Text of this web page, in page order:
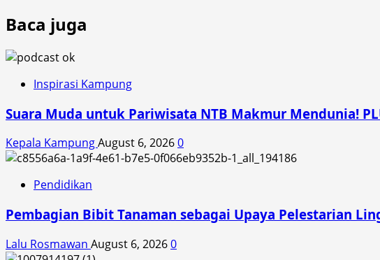
Baca juga
Inspirasi Kampung
Suara Muda untuk Pariwisata NTB Makmur Mendunia!
Kepala KampungAugust 6, 20260
Pendidikan
Pembagian Bibit Tanaman sebagai Upaya Pelestarian
Lalu Rosmawan August 6, 20260